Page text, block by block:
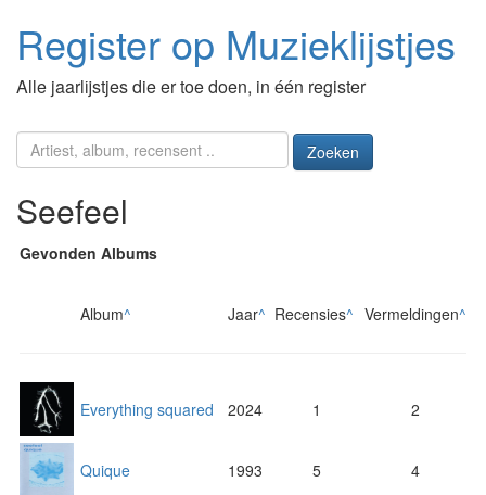
Register op Muzieklijstjes
Alle jaarlijstjes die er toe doen, in één register
Zoeken
Seefeel
Gevonden Albums
Album^ Jaar^ Recensies^ Vermeldingen^
Everything squared 2024 1 2
Quique 1993 5 4